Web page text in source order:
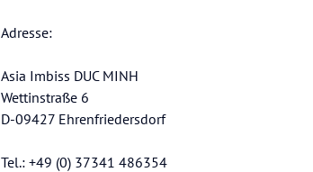
Adresse:
Asia Imbiss DUC MINH
Wettinstraße 6
D-09427 Ehrenfriedersdorf
Tel.: +49 (0) 37341 486354